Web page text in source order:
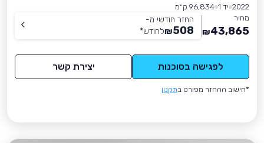
2022 יד 1
96,834 ק״מ
מחיר
43,865
₪
החזר חודשי מ-
508
₪לחודש*
לפגישה בסוכנות יצירת קשר
*חישוב ההחזר מפורט בתקנון